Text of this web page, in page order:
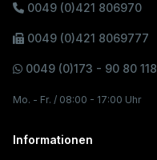
0049 (0)421 806970
0049 (0)421 8069777
0049 (0)173 - 90 80 118
Mo. - Fr. / 08:00 - 17:00 Uhr
Informationen